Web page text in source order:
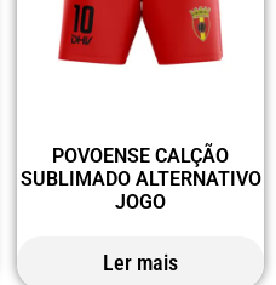
POVOENSE CALÇÃO
SUBLIMADO ALTERNATIVO
JOGO
Ler mais